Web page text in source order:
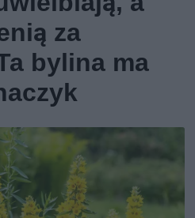
za
bylina ma